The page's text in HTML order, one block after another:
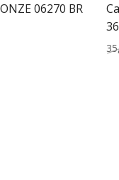
06270 BR
36